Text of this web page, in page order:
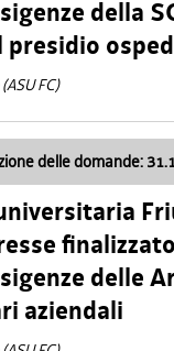
della
FC)
delle domande:
delle
aziendali